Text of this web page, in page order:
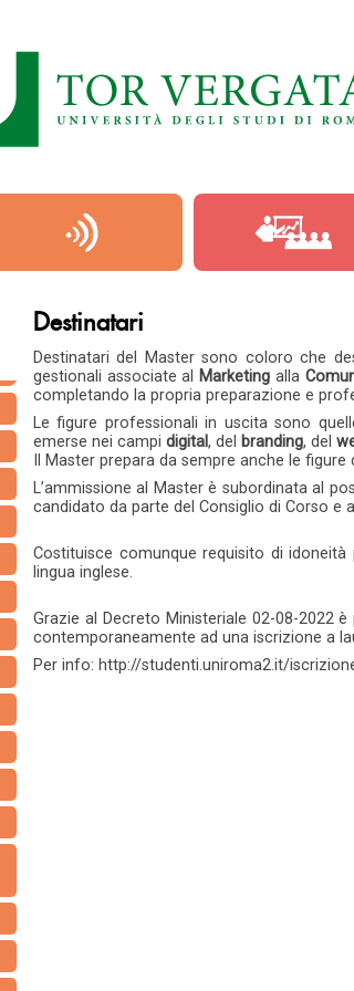
Destinatari
Destinatari del Master sono coloro che
gestionali associate al Marketing alla
completando la propria preparazione e
Le figure professionali in uscita sono
emerse nei campi digital, del branding, del
Il Master prepara da sempre anche le figure
L’ammissione al Master è subordinata al
candidato da parte del Consiglio di Corso e
Costituisce comunque requisito di idoneità
lingua inglese.
Grazie al Decreto Ministeriale 02-08-2022
contemporaneamente ad una iscrizione a
Per info: http://studenti.uniroma2.it/